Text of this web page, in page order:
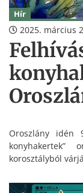
Hír
2025. március
Oroszlány idén
konyhakertek”
korosztályból